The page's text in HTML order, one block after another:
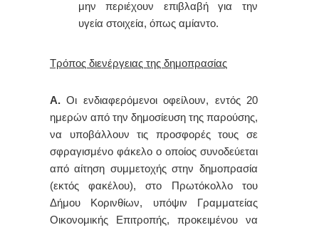
μην περιέχουν επιβλαβή για την
υγεία στοιχεία, όπως αμίαντο.
Τρόπος διενέργειας της δημοπρασίας
Α. Οι ενδιαφερόμενοι οφείλουν, εντός 20
ημερών από την δημοσίευση της παρούσης,
να υποβάλλουν τις προσφορές τους σε
σφραγισμένο φάκελο ο οποίος συνοδεύεται
από αίτηση συμμετοχής στην δημοπρασία
(εκτός φακέλου), στο Πρωτόκολλο του
Δήμου Κορινθίων, υπόψιν Γραμματείας
Οικονομικής Επιτροπής, προκειμένου να